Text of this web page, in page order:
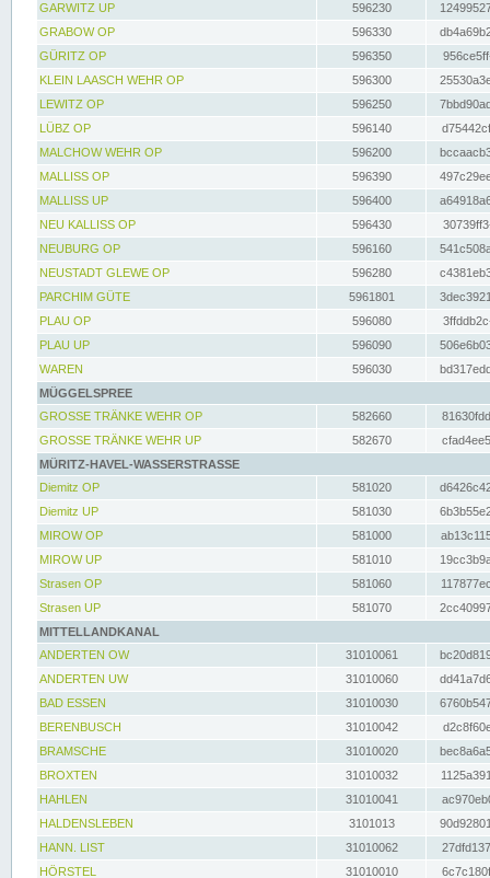
GARWITZ UP
596230
GRABOW OP
596330
GÜRITZ OP
596350
KLEIN LAASCH WEHR OP
596300
LEWITZ OP
596250
LÜBZ OP
596140
MALCHOW WEHR OP
596200
MALLISS OP
596390
MALLISS UP
596400
NEU KALLISS OP
596430
NEUBURG OP
596160
NEUSTADT GLEWE OP
596280
PARCHIM GÜTE
5961801
PLAU OP
596080
PLAU UP
596090
WAREN
596030
MÜGGELSPREE
GROSSE TRÄNKE WEHR OP
582660
GROSSE TRÄNKE WEHR UP
582670
MÜRITZ-HAVEL-WASSERSTRASSE
Diemitz OP
581020
Diemitz UP
581030
MIROW OP
581000
MIROW UP
581010
Strasen OP
581060
Strasen UP
581070
MITTELLANDKANAL
ANDERTEN OW
31010061
ANDERTEN UW
31010060
BAD ESSEN
31010030
BERENBUSCH
31010042
BRAMSCHE
31010020
BROXTEN
31010032
HAHLEN
31010041
HALDENSLEBEN
3101013
HANN. LIST
31010062
HÖRSTEL
31010010